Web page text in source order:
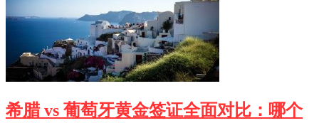
希腊 vs 葡萄牙黄金签证全面对比：哪个